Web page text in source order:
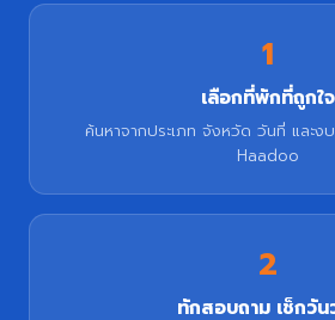
1
เลือกที่พักที่ถูกใจ
ค้นหาจากประเภท จังหวัด วันที่ และง
Haadoo
2
ทักสอบถาม เช็กวัน